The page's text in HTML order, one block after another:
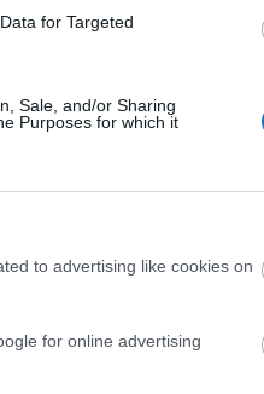
for Targeted
Sale, and/or Sharing
Purposes for which it
to advertising like cookies on
for online advertising
és kiaknázza saját
az egyértelmű
javítja az
segítve az
ki.